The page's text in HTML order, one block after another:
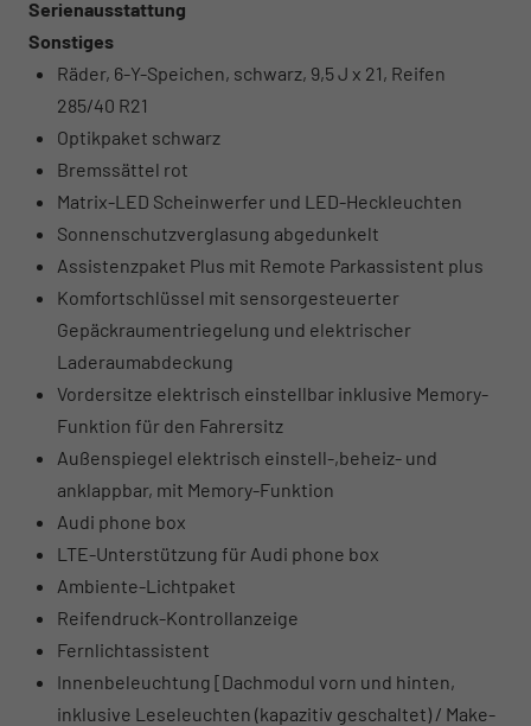
Serienausstattung
Sonstiges
Räder, 6-Y-Speichen, schwarz, 9,5 J x 21, Reifen
285/40 R21
Optikpaket schwarz
Bremssättel rot
Matrix-LED Scheinwerfer und LED-Heckleuchten
Sonnenschutzverglasung abgedunkelt
Assistenzpaket Plus mit Remote Parkassistent plus
Komfortschlüssel mit sensorgesteuerter
Gepäckraumentriegelung und elektrischer
Laderaumabdeckung
Vordersitze elektrisch einstellbar inklusive Memory-
Funktion für den Fahrersitz
Außenspiegel elektrisch einstell-,beheiz- und
anklappbar, mit Memory-Funktion
Audi phone box
LTE-Unterstützung für Audi phone box
Ambiente-Lichtpaket
Reifendruck-Kontrollanzeige
Fernlichtassistent
Innenbeleuchtung [Dachmodul vorn und hinten,
inklusive Leseleuchten (kapazitiv geschaltet) / Make-